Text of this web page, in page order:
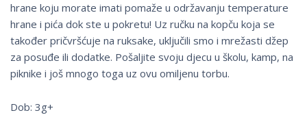
hrane koju morate imati pomaže u održavanju temperature
hrane i pića dok ste u pokretu! Uz ručku na kopču koja se
također pričvršćuje na ruksake, uključili smo i mrežasti džep
za posuđe ili dodatke. Pošaljite svoju djecu u školu, kamp, ​​na
piknike i još mnogo toga uz ovu omiljenu torbu.
Dob: 3g+